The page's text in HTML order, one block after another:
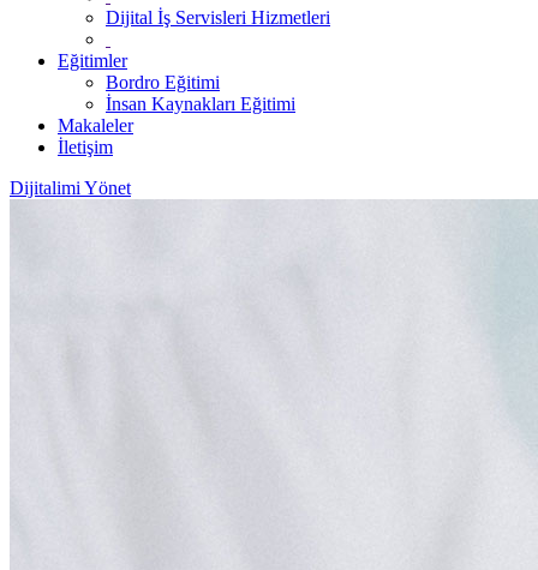
Dijital İş Servisleri Hizmetleri
Eğitimler
Bordro Eğitimi
İnsan Kaynakları Eğitimi
Makaleler
İletişim
Dijitalimi Yönet